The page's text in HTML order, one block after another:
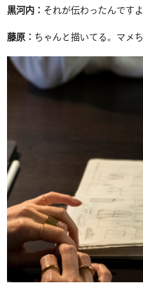
黒河内： それが伝わったんです
藤原： ちゃんと描いてる。マメ